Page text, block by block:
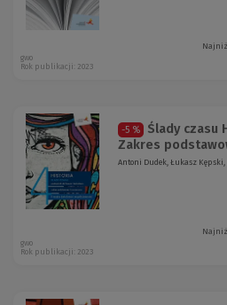
gwo
Rok publikacji: 2023
-5 %
Ślady czasu
Zakres
Antoni Dudek, Łukasz
gwo
Rok publikacji: 2023